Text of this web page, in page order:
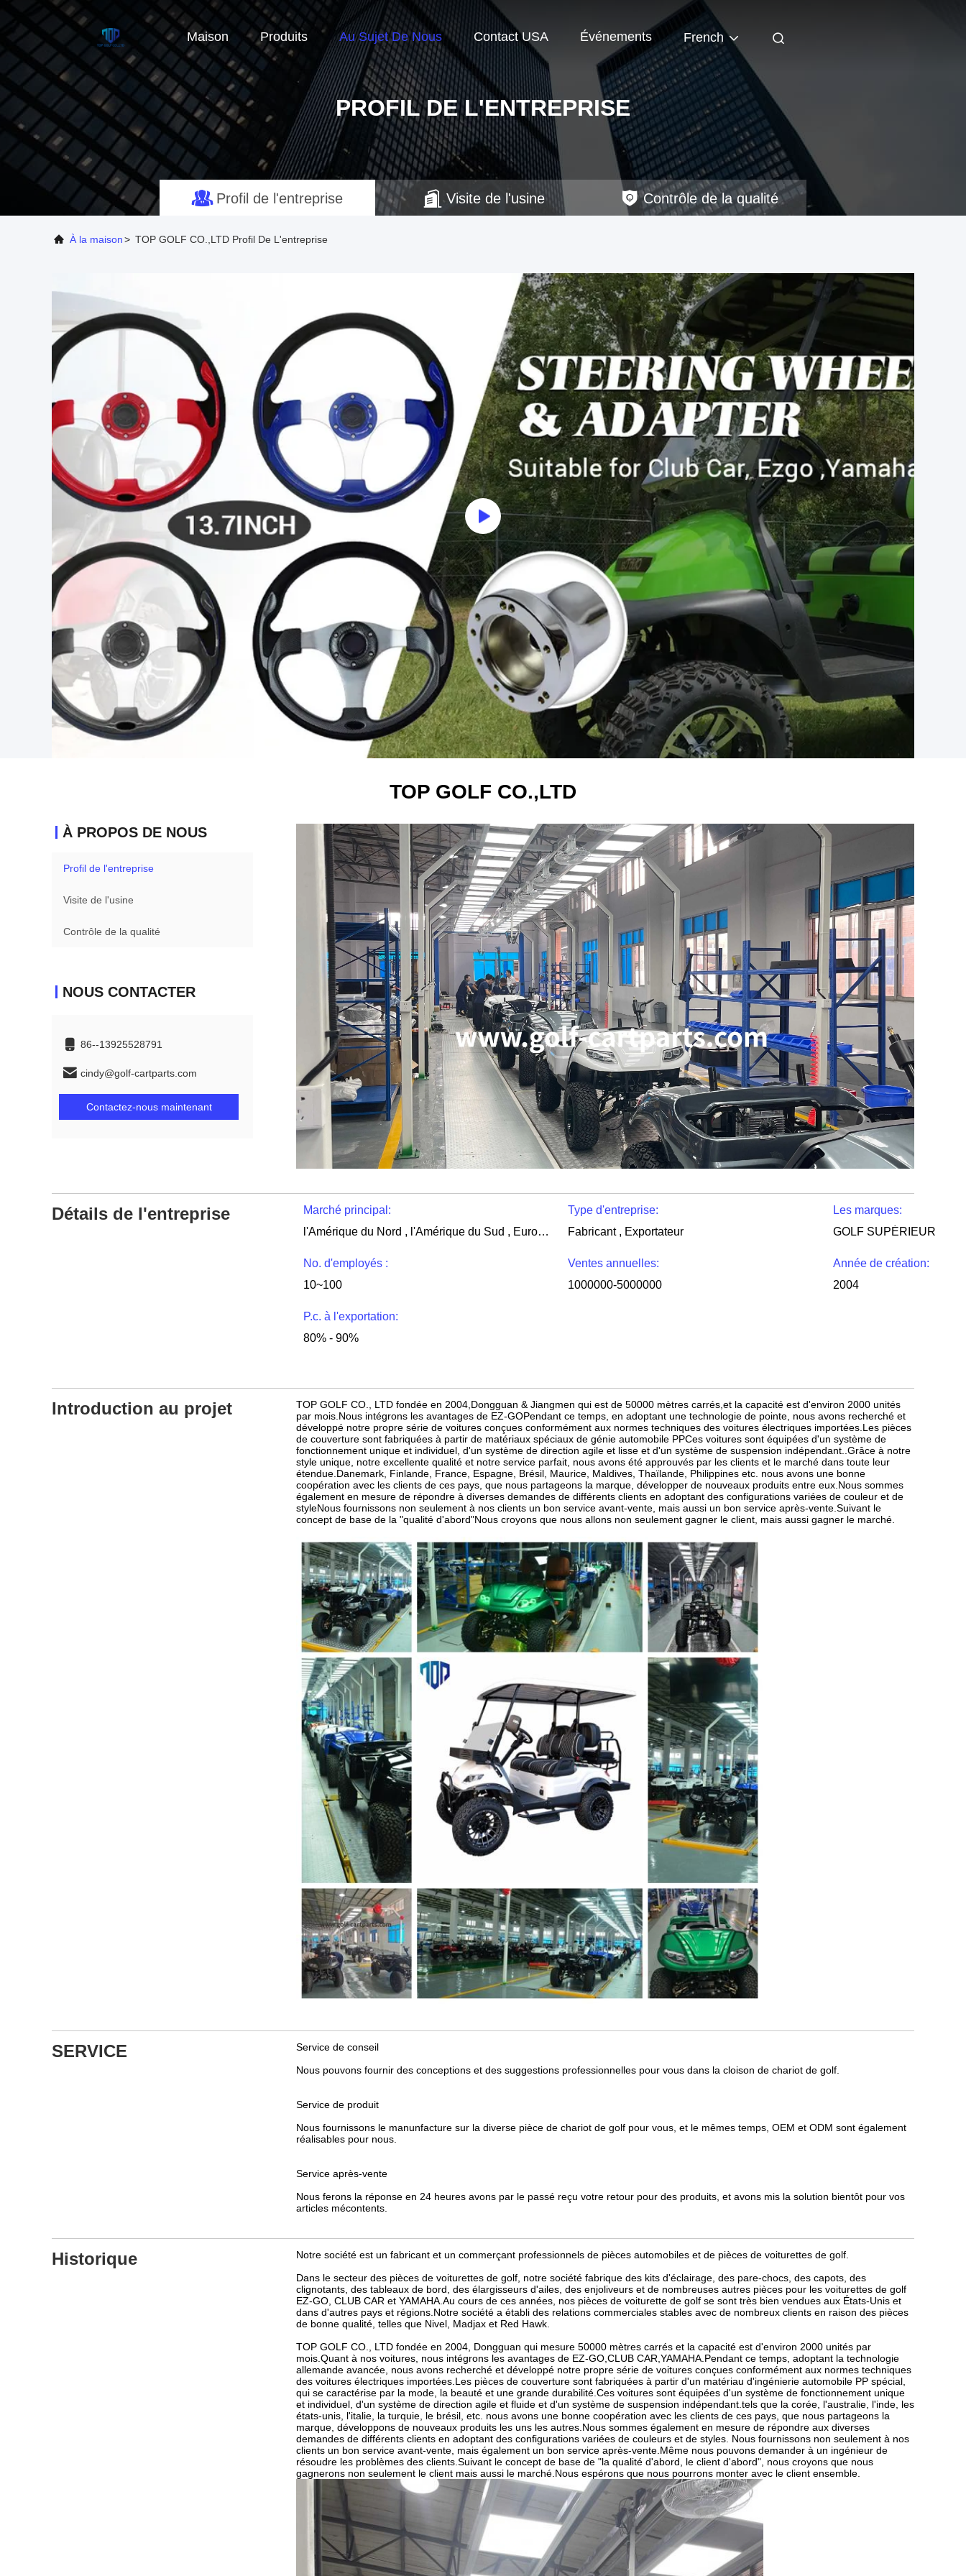
Maison Produits Au Sujet De Nous Contact USA Événements French
PROFIL DE L'ENTREPRISE
Profil de l'entreprise Visite de l'usine Contrôle de la qualité
À la maison> TOP GOLF CO.,LTD Profil De L'entreprise
TOP GOLF CO.,LTD
À PROPOS DE NOUS
Profil de l'entreprise
Visite de l'usine
Contrôle de la qualité
NOUS CONTACTER
86--13925528791
cindy@golf-cartparts.com
Contactez-nous maintenant
Détails de l'entreprise
Marché principal:
l'Amérique du Nord , l'Amérique du Sud , Europe de l'Ouest , Europe de l'Est , l'Asie orientale , Asie du Sud , Moyen-Orient , Afrique , Océanie , International
Type d'entreprise:
Fabricant , Exportateur
Les marques:
GOLF SUPÉRIEUR
No. d'employés :
10~100
Ventes annuelles:
1000000-5000000
Année de création:
2004
P.c. à l'exportation:
80% - 90%
Introduction au projet
TOP GOLF CO., LTD fondée en 2004,Dongguan & Jiangmen qui est de 50000 mètres carrés,et la capacité est d'environ 2000 unités
par mois.Nous intégrons les avantages de EZ-GOPendant ce temps, en adoptant une technologie de pointe, nous avons recherché et
développé notre propre série de voitures conçues conformément aux normes techniques des voitures électriques importées.Les pièces
de couverture sont fabriquées à partir de matériaux spéciaux de génie automobile PPCes voitures sont équipées d'un système de
fonctionnement unique et individuel, d'un système de direction agile et lisse et d'un système de suspension indépendant..Grâce à notre
style unique, notre excellente qualité et notre service parfait, nous avons été approuvés par les clients et le marché dans toute leur
étendue.Danemark, Finlande, France, Espagne, Brésil, Maurice, Maldives, Thaïlande, Philippines etc. nous avons une bonne
coopération avec les clients de ces pays, que nous partageons la marque, développer de nouveaux produits entre eux.Nous sommes
également en mesure de répondre à diverses demandes de différents clients en adoptant des configurations variées de couleur et de
styleNous fournissons non seulement à nos clients un bon service avant-vente, mais aussi un bon service après-vente.Suivant le
concept de base de la "qualité d'abord"Nous croyons que nous allons non seulement gagner le client, mais aussi gagner le marché.
SERVICE
Service de conseil
Nous pouvons fournir des conceptions et des suggestions professionnelles pour vous dans la cloison de chariot de golf.
Service de produit
Nous fournissons le manunfacture sur la diverse pièce de chariot de golf pour vous, et le mêmes temps, OEM et ODM sont également
réalisables pour nous.
Service après-vente
Nous ferons la réponse en 24 heures avons par le passé reçu votre retour pour des produits, et avons mis la solution bientôt pour vos
articles mécontents.
Historique
Notre société est un fabricant et un commerçant professionnels de pièces automobiles et de pièces de voiturettes de golf.
Dans le secteur des pièces de voiturettes de golf, notre société fabrique des kits d'éclairage, des pare-chocs, des capots, des
clignotants, des tableaux de bord, des élargisseurs d'ailes, des enjoliveurs et de nombreuses autres pièces pour les voiturettes de golf
EZ-GO, CLUB CAR et YAMAHA.Au cours de ces années, nos pièces de voiturette de golf se sont très bien vendues aux États-Unis et
dans d'autres pays et régions.Notre société a établi des relations commerciales stables avec de nombreux clients en raison des pièces
de bonne qualité, telles que Nivel, Madjax et Red Hawk.
TOP GOLF CO., LTD fondée en 2004, Dongguan qui mesure 50000 mètres carrés et la capacité est d'environ 2000 unités par
mois.Quant à nos voitures, nous intégrons les avantages de EZ-GO,CLUB CAR,YAMAHA.Pendant ce temps, adoptant la technologie
allemande avancée, nous avons recherché et développé notre propre série de voitures conçues conformément aux normes techniques
des voitures électriques importées.Les pièces de couverture sont fabriquées à partir d'un matériau d'ingénierie automobile PP spécial,
qui se caractérise par la mode, la beauté et une grande durabilité.Ces voitures sont équipées d'un système de fonctionnement unique
et individuel, d'un système de direction agile et fluide et d'un système de suspension indépendant.tels que la corée, l'australie, l'inde, les
états-unis, l'italie, la turquie, le brésil, etc. nous avons une bonne coopération avec les clients de ces pays, que nous partageons la
marque, développons de nouveaux produits les uns les autres.Nous sommes également en mesure de répondre aux diverses
demandes de différents clients en adoptant des configurations variées de couleurs et de styles. Nous fournissons non seulement à nos
clients un bon service avant-vente, mais également un bon service après-vente.Même nous pouvons demander à un ingénieur de
résoudre les problèmes des clients.Suivant le concept de base de "la qualité d'abord, le client d'abord", nous croyons que nous
gagnerons non seulement le client mais aussi le marché.Nous espérons que nous pourrons monter avec le client ensemble.